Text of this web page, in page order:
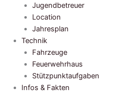
Jugendbetreuer
Location
Jahresplan
Technik
Fahrzeuge
Feuerwehrhaus
Stützpunktaufgaben
Infos & Fakten